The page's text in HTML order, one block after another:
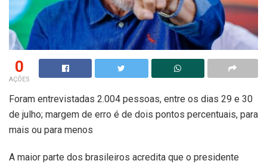
0
AÇÕES
Foram entrevistadas 2.004 pessoas, entre os dias 29 e 30
de julho; margem de erro é de dois pontos percentuais, para
mais ou para menos
A maior parte dos brasileiros acredita que o presidente